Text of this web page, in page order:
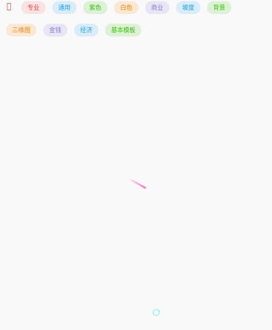
专业 通用 紫色 白色 商业 坡度 背景
三维图 金钱 经济 基本模板